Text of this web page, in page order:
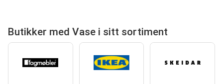
Butikker med Vase i sitt sortiment